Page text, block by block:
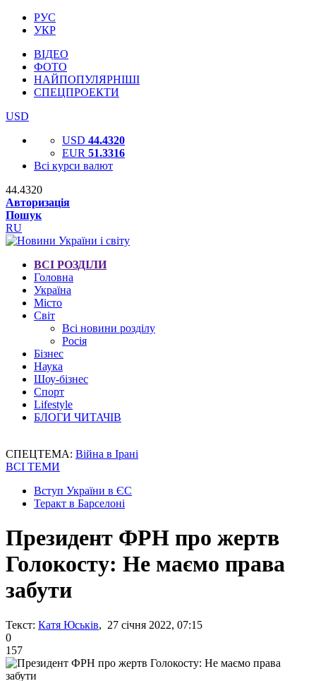
РУС
УКР
ВІДЕО
ФОТО
НАЙПОПУЛЯРНІШІ
СПЕЦПРОЕКТИ
USD
USD 44.4320
EUR 51.3316
Всі курси валют
44.4320
Авторизація
Пошук
RU
ВСІ РОЗДІЛИ
Головна
Україна
Місто
Світ
Всі новини розділу
Росія
Бізнес
Наука
Шоу-бізнес
Спорт
Lifestyle
БЛОГИ ЧИТАЧІВ
СПЕЦТЕМА: Війна в Ірані
ВСІ ТЕМИ
Вступ України в ЄС
Теракт в Барселоні
Президент ФРН про жертв
Голокосту: Не маємо права
забути
Текст: Катя Юськів, 27 січня 2022, 07:15
0
157